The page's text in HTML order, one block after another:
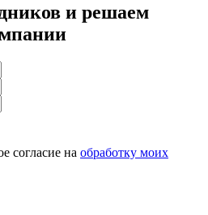
и решаем
согласие на обработку моих